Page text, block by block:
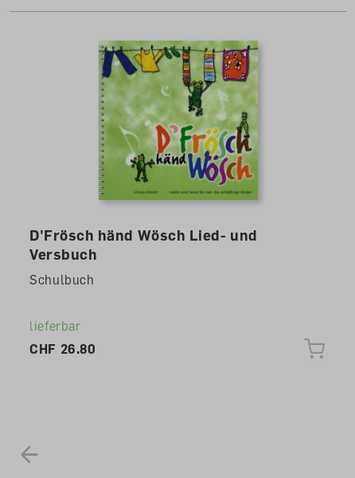
D'Frösch händ Wösch Lied- und
Versbuch
Schulbuch
lieferbar
CHF 26.80